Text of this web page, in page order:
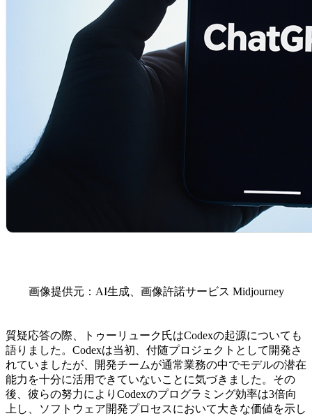
画像提供元：AI生成、画像許諾サービス Midjourney
質疑応答の際、トゥーリューク氏はCodexの起源についても
語りました。Codexは当初、付随プロジェクトとして開発さ
れていましたが、開発チームが通常業務の中でモデルの潜在
能力を十分に活用できていないことに気づきました。その
後、彼らの努力によりCodexのプログラミング効率は3倍向
上し、ソフトウェア開発プロセスにおいて大きな価値を示し